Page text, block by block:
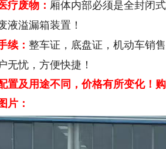
疗废物： 厢体内部必须是全封闭
液溢漏箱装置！
续： 整车证，底盘证，机动车销
无忧，方便快捷！
置及用途不同，价格有所变化！
片：